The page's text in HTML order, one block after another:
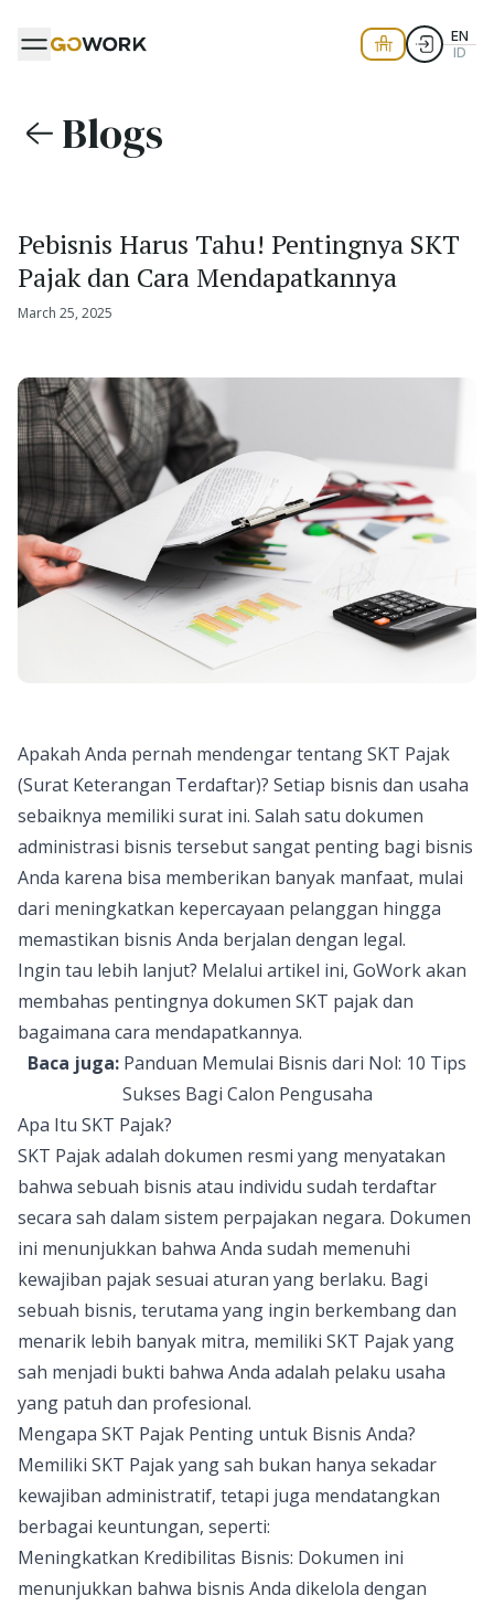
EN
ID
Blogs
Pebisnis Harus Tahu! Pentingnya SKT
Pajak dan Cara Mendapatkannya
March 25, 2025
Apakah Anda pernah mendengar tentang SKT Pajak
(Surat Keterangan Terdaftar)? Setiap bisnis dan usaha
sebaiknya memiliki surat ini. Salah satu dokumen
administrasi bisnis tersebut sangat penting bagi bisnis
Anda karena bisa memberikan banyak manfaat, mulai
dari meningkatkan kepercayaan pelanggan hingga
memastikan bisnis Anda berjalan dengan legal.
Ingin tau lebih lanjut? Melalui artikel ini, GoWork akan
membahas pentingnya dokumen SKT pajak dan
bagaimana cara mendapatkannya.
Baca juga: Panduan Memulai Bisnis dari Nol: 10 Tips
Sukses Bagi Calon Pengusaha
Apa Itu SKT Pajak?
SKT Pajak adalah dokumen resmi yang menyatakan
bahwa sebuah bisnis atau individu sudah terdaftar
secara sah dalam sistem perpajakan negara. Dokumen
ini menunjukkan bahwa Anda sudah memenuhi
kewajiban pajak sesuai aturan yang berlaku. Bagi
sebuah bisnis, terutama yang ingin berkembang dan
menarik lebih banyak mitra, memiliki SKT Pajak yang
sah menjadi bukti bahwa Anda adalah pelaku usaha
yang patuh dan profesional.
Mengapa SKT Pajak Penting untuk Bisnis Anda?
Memiliki SKT Pajak yang sah bukan hanya sekadar
kewajiban administratif, tetapi juga mendatangkan
berbagai keuntungan, seperti:
Meningkatkan Kredibilitas Bisnis: Dokumen ini
menunjukkan bahwa bisnis Anda dikelola dengan